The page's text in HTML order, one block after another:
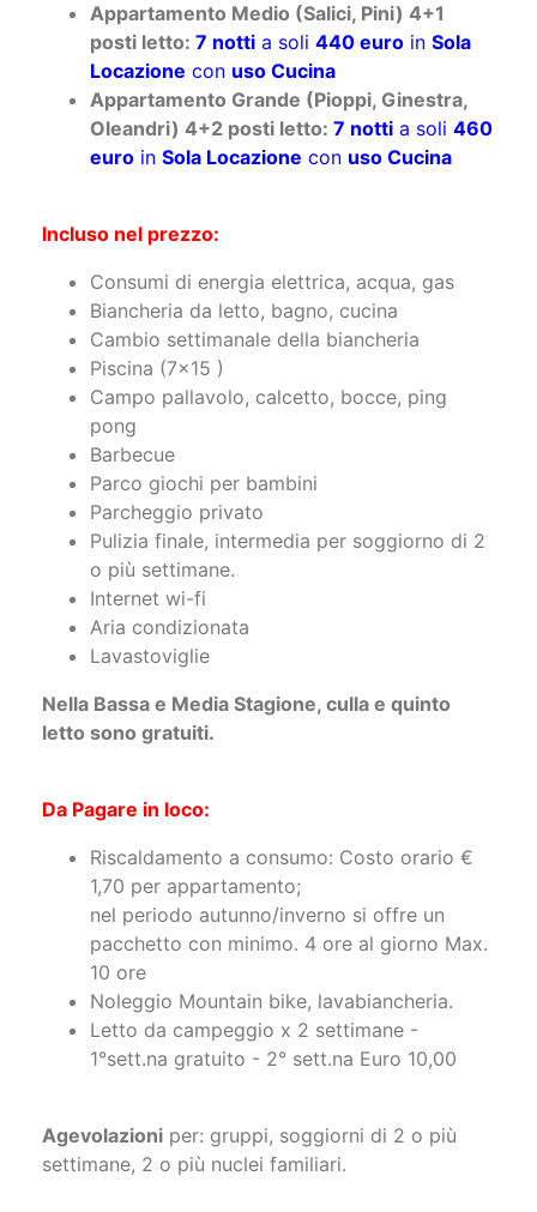
Appartamento Medio (Salici, Pini) 4+1
posti letto: 7 notti a soli 440 euro in Sola
Locazione con uso Cucina
Appartamento Grande (Pioppi, Ginestra,
Oleandri) 4+2 posti letto: 7 notti a soli 460
euro in Sola Locazione con uso Cucina
Incluso nel prezzo:
Consumi di energia elettrica, acqua, gas
Biancheria da letto, bagno, cucina
Cambio settimanale della biancheria
Piscina (7x15 )
Campo pallavolo, calcetto, bocce, ping
pong
Barbecue
Parco giochi per bambini
Parcheggio privato
Pulizia finale, intermedia per soggiorno di 2
o più settimane.
Internet wi-fi
Aria condizionata
Lavastoviglie
Nella Bassa e Media Stagione, culla e quinto
letto sono gratuiti.
Da Pagare in loco:
Riscaldamento a consumo: Costo orario €
1,70 per appartamento;
nel periodo autunno/inverno si offre un
pacchetto con minimo. 4 ore al giorno Max.
10 ore
Noleggio Mountain bike, lavabiancheria.
Letto da campeggio x 2 settimane -
1°sett.na gratuito - 2° sett.na Euro 10,00
Agevolazioni per: gruppi, soggiorni di 2 o più
settimane, 2 o più nuclei familiari.